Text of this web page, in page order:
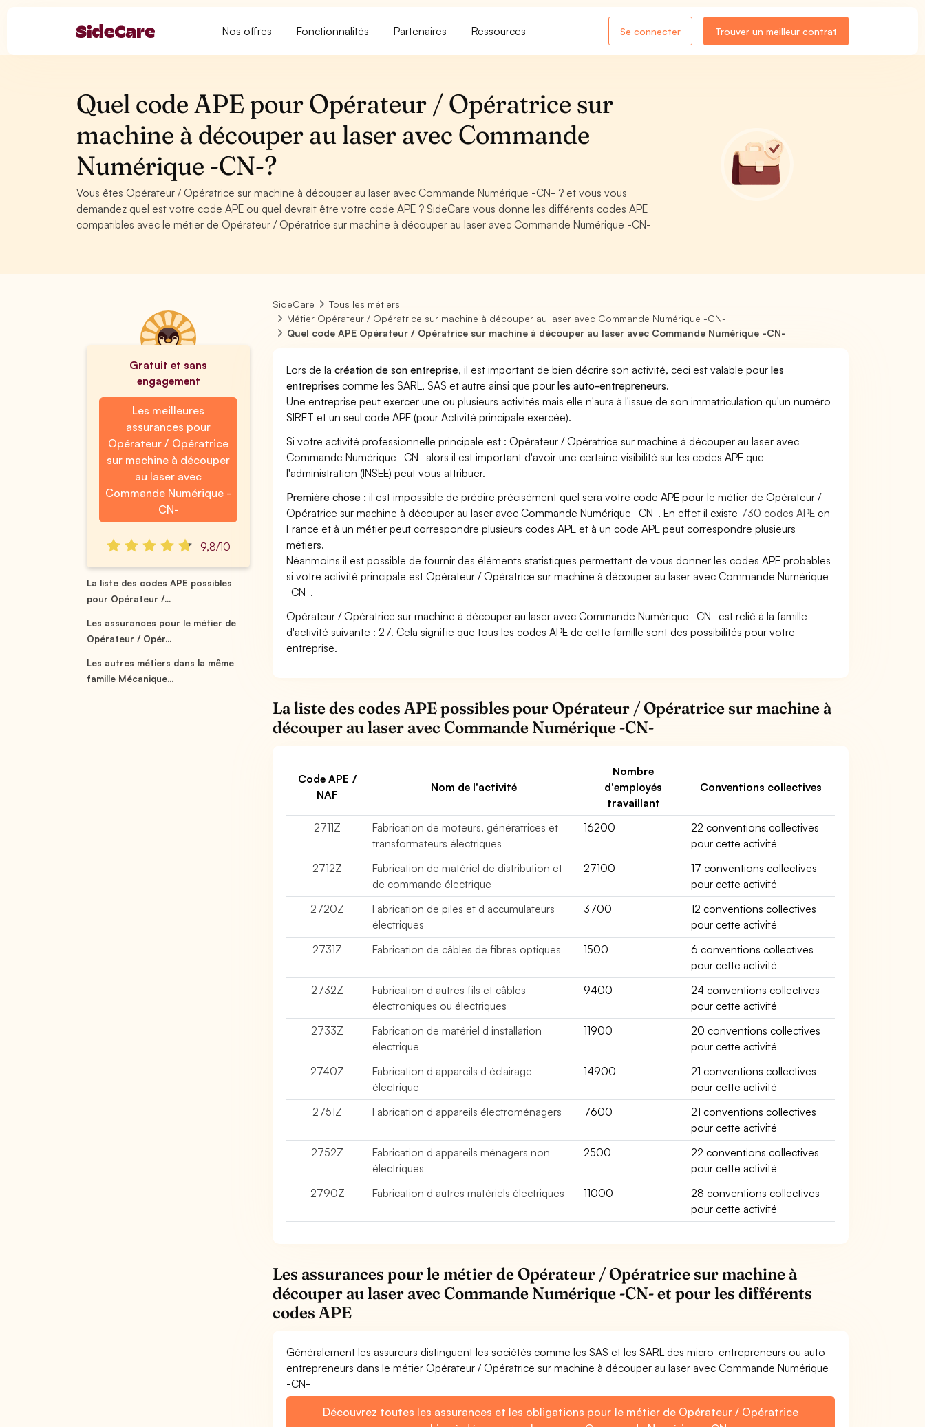
Nos offres Fonctionnalités Partenaires Ressources Se connecter Trouver un meilleur contrat
Quel code APE pour Opérateur / Opératrice sur
machine à découper au laser avec Commande
Numérique -CN-?
Vous êtes Opérateur / Opératrice sur machine à découper au laser avec Commande Numérique -CN- ? et vous vous
demandez quel est votre code APE ou quel devrait être votre code APE ? SideCare vous donne les différents codes APE
compatibles avec le métier de Opérateur / Opératrice sur machine à découper au laser avec Commande Numérique -CN-
Gratuit et sans
engagement
Les meilleures
assurances pour
Opérateur / Opératrice
sur machine à découper
au laser avec
Commande Numérique -
CN-
9,8/10
La liste des codes APE possibles
pour Opérateur /...
Les assurances pour le métier de
Opérateur / Opér...
Les autres métiers dans la même
famille Mécanique...
SideCare
Tous les métiers
Métier Opérateur / Opératrice sur machine à découper au laser avec Commande Numérique -CN-
Quel code APE Opérateur / Opératrice sur machine à découper au laser avec Commande Numérique -CN-
Lors de lacréation de son entreprise, il est important de bien décrire son activité, ceci est valable pourles
entreprises comme les SARL, SAS et autre ainsi que pourles auto-entrepreneurs.
Une entreprise peut exercer une ou plusieurs activités mais elle n'aura à l'issue de son immatriculation qu'un numéro
SIRET et un seul code APE (pour Activité principale exercée).
Si votre activité professionnelle principale est : Opérateur / Opératrice sur machine à découper au laser avec
Commande Numérique -CN- alors il est important d'avoir une certaine visibilité sur les codes APE que
l'administration (INSEE) peut vous attribuer.
Première chose : il est impossible de prédire précisément quel sera votre code APE pour le métier de Opérateur /
Opératrice sur machine à découper au laser avec Commande Numérique -CN-. En effet il existe 730 codes APE en
France et à un métier peut correspondre plusieurs codes APE et à un code APE peut correspondre plusieurs
métiers.
Néanmoins il est possible de fournir des éléments statistiques permettant de vous donner les codes APE probables
si votre activité principale est Opérateur / Opératrice sur machine à découper au laser avec Commande Numérique
-CN-.
Opérateur / Opératrice sur machine à découper au laser avec Commande Numérique -CN- est relié à la famille
d'activité suivante : 27. Cela signifie que tous les codes APE de cette famille sont des possibilités pour votre
entreprise.
La liste des codes APE possibles pour Opérateur / Opératrice sur machine à
découper au laser avec Commande Numérique -CN-
Code APE /
NAF
Nom de l'activité
Nombre
d'employés
travaillant
Conventions collectives
2711Z
Fabrication de moteurs, génératrices et
transformateurs électriques
16200
22 conventions collectives
pour cette activité
2712Z
Fabrication de matériel de distribution et
de commande électrique
27100
17 conventions collectives
pour cette activité
2720Z
Fabrication de piles et d accumulateurs
électriques
3700
12 conventions collectives
pour cette activité
2731Z
Fabrication de câbles de fibres optiques 1500
6 conventions collectives
pour cette activité
2732Z
Fabrication d autres fils et câbles
électroniques ou électriques
9400
24 conventions collectives
pour cette activité
2733Z
Fabrication de matériel d installation
électrique
11900
20 conventions collectives
pour cette activité
2740Z
Fabrication d appareils d éclairage
électrique
14900
21 conventions collectives
pour cette activité
2751Z
Fabrication d appareils électroménagers 7600
21 conventions collectives
pour cette activité
2752Z
Fabrication d appareils ménagers non
électriques
2500
22 conventions collectives
pour cette activité
2790Z
Fabrication d autres matériels électriques 11000
28 conventions collectives
pour cette activité
Les assurances pour le métier de Opérateur / Opératrice sur machine à
découper au laser avec Commande Numérique -CN- et pour les différents
codes APE
Généralement les assureurs distinguent les sociétés comme les SAS et les SARL des micro-entrepreneurs ou auto-
entrepreneurs dans le métier Opérateur / Opératrice sur machine à découper au laser avec Commande Numérique
-CN-
Découvrez toutes les assurances et les obligations pour le métier de Opérateur / Opératrice